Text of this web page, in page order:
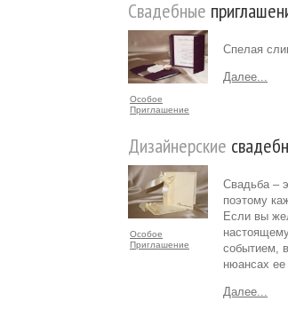
Свадебные
Особое
Приглашение
Спелая
Далее...
Дизайнерские
Особое
Приглашение
Свадьба –
поэтому
Если вы
событием,
нюансах ее
Далее...